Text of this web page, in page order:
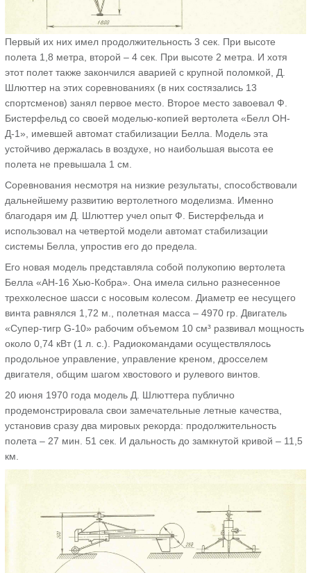
Первый их них имел продолжительность 3 сек. При высоте
полета 1,8 метра, второй – 4 сек. При высоте 2 метра. И хотя
этот полет также закончился аварией с крупной поломкой, Д.
Шлюттер на этих соревнованиях (в них состязались 13
спортсменов) занял первое место. Второе место завоевал Ф.
Бистерфельд со своей моделью-копией вертолета «Белл ОН-
Д-1», имевшей автомат стабилизации Белла. Модель эта
устойчиво держалась в воздухе, но наибольшая высота ее
полета не превышала 1 см.
Соревнования несмотря на низкие результаты, способствовали
дальнейшему развитию вертолетного моделизма. Именно
благодаря им Д. Шлюттер учел опыт Ф. Бистерфельда и
использовал на четвертой модели автомат стабилизации
системы Белла, упростив его до предела.
Его новая модель представляла собой полукопию вертолета
Белла «АН-16 Хью-Кобра». Она имела сильно разнесенное
трехколесное шасси с носовым колесом. Диаметр ее несущего
винта равнялся 1,72 м., полетная масса – 4970 гр. Двигатель
«Супер-тигр G-10» рабочим объемом 10 см³ развивал мощность
около 0,74 кВт (1 л. с.). Радиокомандами осуществлялось
продольное управление, управление креном, дросселем
двигателя, общим шагом хвостового и рулевого винтов.
20 июня 1970 года модель Д. Шлюттера публично
продемонстрировала свои замечательные летные качества,
установив сразу два мировых рекорда: продолжительность
полета – 27 мин. 51 сек. И дальность до замкнутой кривой – 11,5
км.